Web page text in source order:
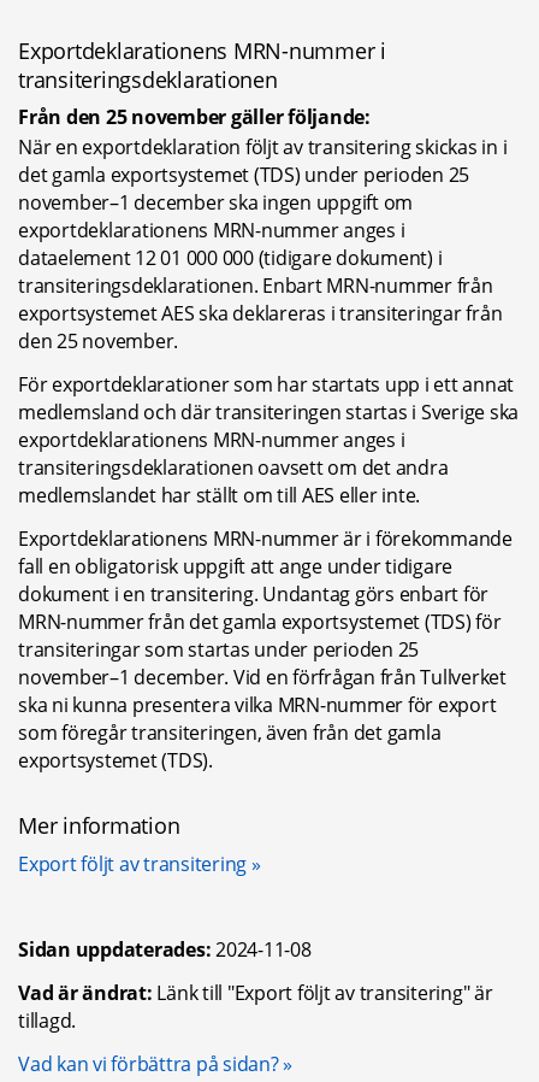
Exportdeklarationens MRN-nummer i
transiteringsdeklarationen
Från den 25 november gäller följande:
När en exportdeklaration följt av transitering skickas in i
det gamla exportsystemet (TDS) under perioden 25
november–1 december ska ingen uppgift om
exportdeklarationens MRN-nummer anges i
dataelement 12 01 000 000 (tidigare dokument) i
transiteringsdeklarationen. Enbart MRN-nummer från
exportsystemet AES ska deklareras i transiteringar från
den 25 november.
För exportdeklarationer som har startats upp i ett annat
medlemsland och där transiteringen startas i Sverige ska
exportdeklarationens MRN-nummer anges i
transiteringsdeklarationen oavsett om det andra
medlemslandet har ställt om till AES eller inte.
Exportdeklarationens MRN-nummer är i förekommande
fall en obligatorisk uppgift att ange under tidigare
dokument i en transitering. Undantag görs enbart för
MRN-nummer från det gamla exportsystemet (TDS) för
transiteringar som startas under perioden 25
november–1 december. Vid en förfrågan från Tullverket
ska ni kunna presentera vilka MRN-nummer för export
som föregår transiteringen, även från det gamla
exportsystemet (TDS).
Mer information
Export följt av transitering
Sidan uppdaterades:2024-11-08
Vad är ändrat: Länk till "Export följt av transitering" är
tillagd.
Vad kan vi förbättra på sidan?Öppnas i nytt fönster.